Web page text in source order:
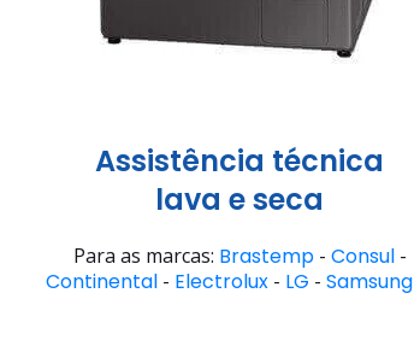
Assistência técnica
lava e seca
Para as marcas: Brastemp- Consul-
Continental - Electrolux - LG - Samsung